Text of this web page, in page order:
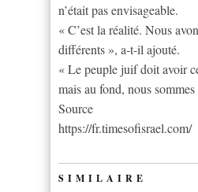
n’était pas envisageable.
« C’est la réalité. Nous
différents », a-t-il ajouté.
« Le peuple juif doit avoir
mais au fond, nous
Source
https://fr.timesofisrael.com/
SIMILAIRE